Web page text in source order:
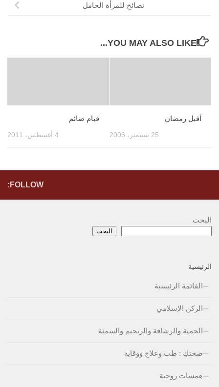
نصائح للمرأة الحامل
YOU MAY ALSO LIKE...
قيام صائم
4 أغسطس، 2011
أقبل رمضان
25 سبتمبر، 2006
FOLLOW:
البحث
البحث
الرئيسية
القائمة الرئيسية
الركن الإسلامي
الحمية والرشاقة والريجيم والسمنة
صحتكِ : طب وعلاج ووقاية
همسات زوجية